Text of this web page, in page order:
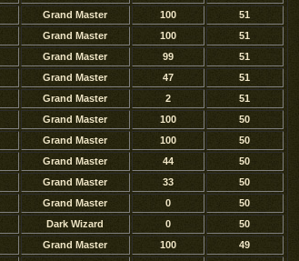
Grand Master 100
51
Grand Master 100
51
Grand Master 99
51
Grand Master 47
51
Grand Master 2
51
Grand Master 100
50
Grand Master 100
50
Grand Master 44
50
Grand Master 33
50
Grand Master 0
50
Dark Wizard 0
50
Grand Master 100
49